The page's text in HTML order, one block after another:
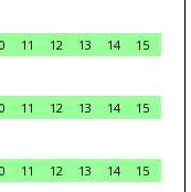
11 12 13 14
15
11 12 13 14
15
11 12 13 14
15